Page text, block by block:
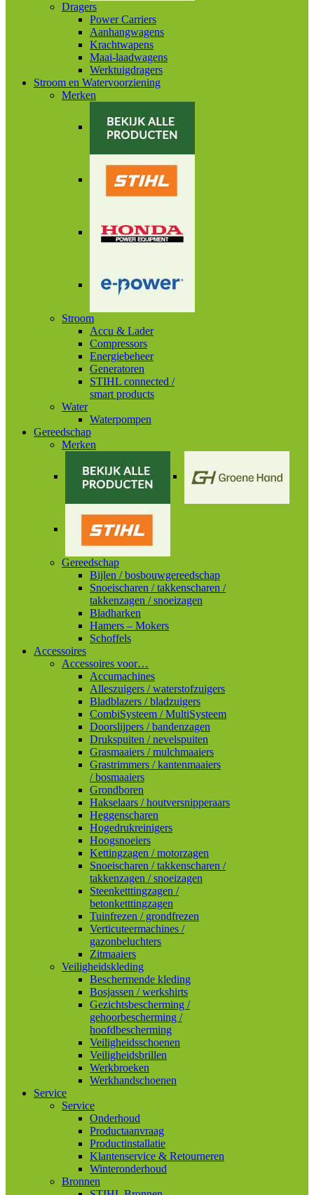
Dragers
Power Carriers
Aanhangwagens
Krachtwapens
Maai-laadwagens
Werktuigdragers
Stroom en Watervoorziening
Merken
Stroom
Accu & Lader
Compressors
Energiebeheer
Generatoren
STIHL connected /
smart products
Water
Waterpompen
Gereedschap
Merken
Gereedschap
Bijlen / bosbouwgereedschap
Snoeischaren / takkenscharen /
takkenzagen / snoeizagen
Bladharken
Hamers – Mokers
Schoffels
Accessoires
Accessoires voor…
Accumachines
Alleszuigers / waterstofzuigers
Bladblazers / bladzuigers
CombiSysteem / MultiSysteem
Doorslijpers / bandenzagen
Drukspuiten / nevelspuiten
Grasmaaiers / mulchmaaiers
Grastrimmers / kantenmaaiers
/ bosmaaiers
Grondboren
Hakselaars / houtversnipperaars
Heggenscharen
Hogedrukreinigers
Hoogsnoeiers
Kettingzagen / motorzagen
Snoeischaren / takkenscharen /
takkenzagen / snoeizagen
Steenketttingzagen /
betonketttingzagen
Tuinfrezen / grondfrezen
Verticuteermachines /
gazonbeluchters
Zitmaaiers
Veiligheidskleding
Beschermende kleding
Bosjassen / werkshirts
Gezichtsbescherming /
gehoorbescherming /
hoofdbescherming
Veiligheidsschoenen
Veiligheidsbrillen
Werkbroeken
Werkhandschoenen
Service
Service
Onderhoud
Productaanvraag
Productinstallatie
Klantenservice & Retourneren
Winteronderhoud
Bronnen